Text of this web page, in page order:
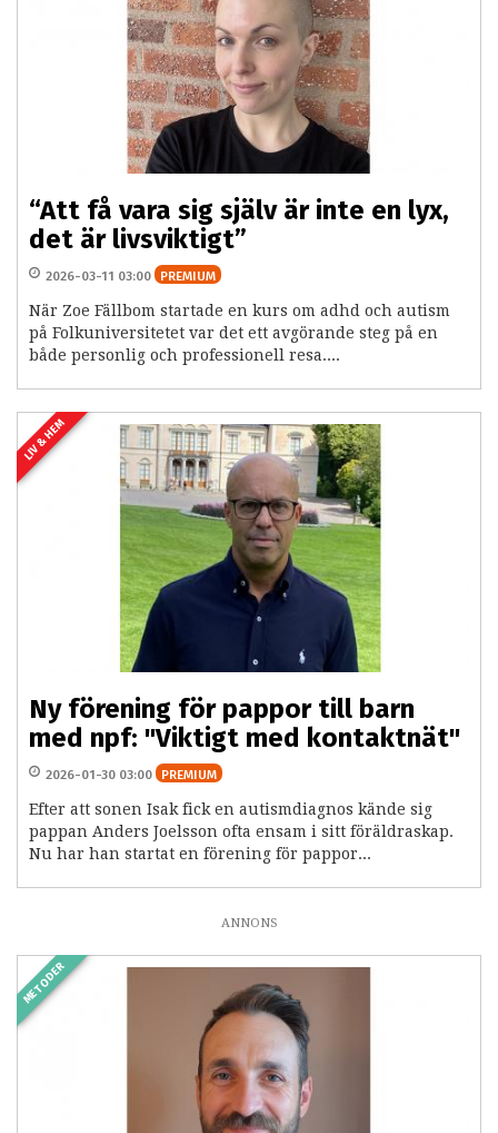
“Att få vara sig själv är inte en lyx,
det är livsviktigt”
2026-03-11 03:00 PREMIUM
När Zoe Fällbom startade en kurs om adhd och autism
på Folkuniversitetet var det ett avgörande steg på en
både personlig och professionell resa....
LIV & HEM
Ny förening för pappor till barn
med npf: "Viktigt med kontaktnät"
2026-01-30 03:00 PREMIUM
Efter att sonen Isak fick en autismdiagnos kände sig
pappan Anders Joelsson ofta ensam i sitt föräldraskap.
Nu har han startat en förening för pappor...
ANNONS
METODER